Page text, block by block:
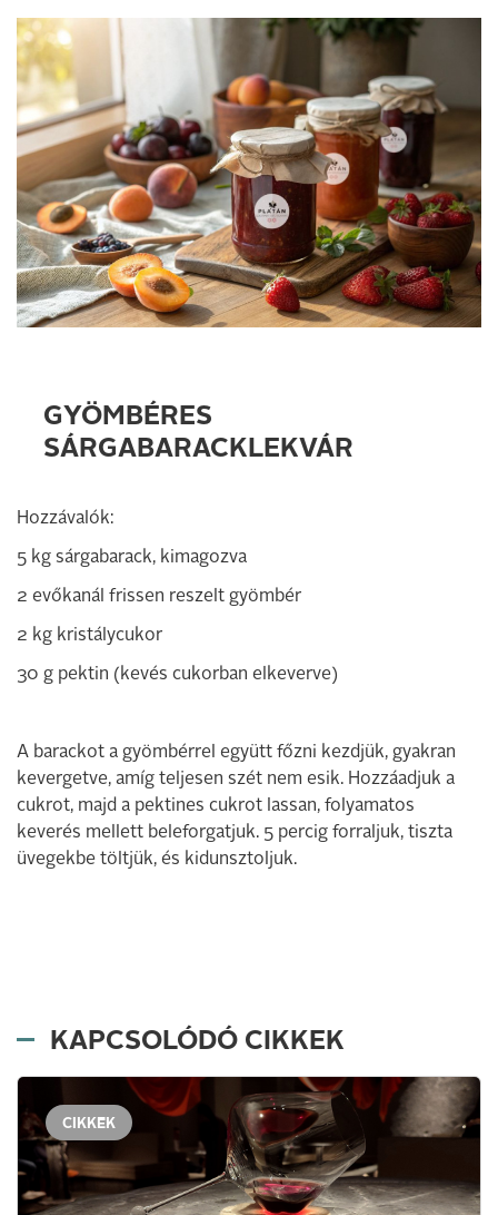
GYÖMBÉRES
SÁRGABARACKLEKVÁR
Hozzávalók:
5 kg sárgabarack, kimagozva
2 evőkanál frissen reszelt gyömbér
2 kg kristálycukor
30 g pektin (kevés cukorban elkeverve)
A barackot a gyömbérrel együtt főzni kezdjük, gyakran
kevergetve, amíg teljesen szét nem esik. Hozzáadjuk a
cukrot, majd a pektines cukrot lassan, folyamatos
keverés mellett beleforgatjuk. 5 percig forraljuk, tiszta
üvegekbe töltjük, és kidunsztoljuk.
KAPCSOLÓDÓ CIKKEK
CIKKEK